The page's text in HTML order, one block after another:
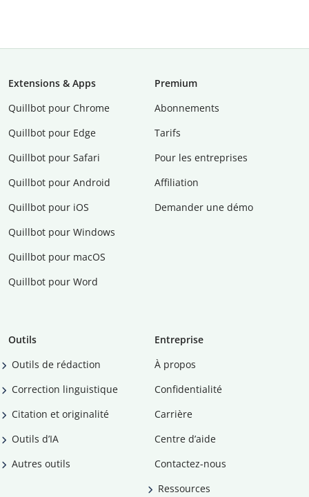
Extensions & Apps
Quillbot pour Chrome
Quillbot pour Edge
Quillbot pour Safari
Quillbot pour Android
Quillbot pour iOS
Quillbot pour Windows
Quillbot pour macOS
Quillbot pour Word
Premium
Abonnements
Tarifs
Pour les entreprises
Affiliation
Demander une démo
Outils
Outils de rédaction
Correction linguistique
Citation et originalité
Outils d’IA
Autres outils
Entreprise
À propos
Confidentialité
Carrière
Centre d’aide
Contactez-nous
Ressources